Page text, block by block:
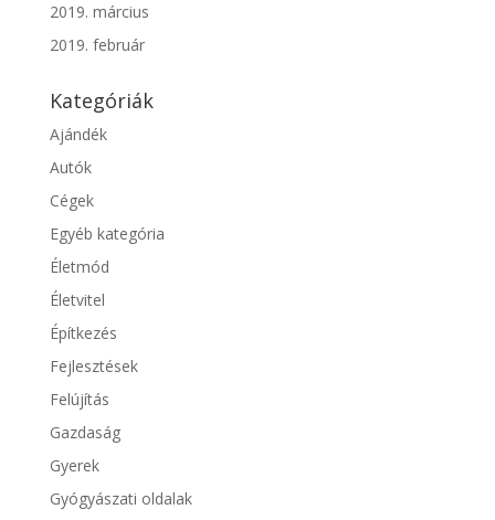
2019. március
2019. február
Kategóriák
Ajándék
Autók
Cégek
Egyéb kategória
Életmód
Életvitel
Építkezés
Fejlesztések
Felújítás
Gazdaság
Gyerek
Gyógyászati oldalak